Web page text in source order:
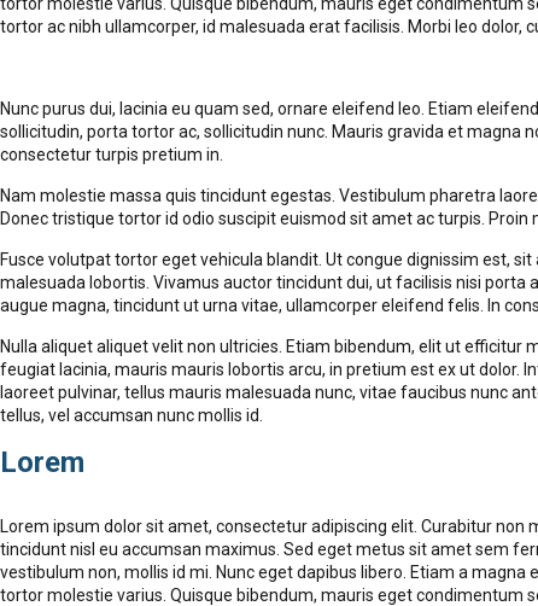
tortor ac nibh ullamcorper, id malesuada erat facilisis. Morbi leo dolor,
Nunc purus dui, lacinia eu quam sed, ornare eleifend leo. Etiam
sollicitudin, porta tortor ac, sollicitudin nunc. Mauris gravida et magna
consectetur turpis pretium in.
Nam molestie massa quis tincidunt egestas. Vestibulum pharetra
Donec tristique tortor id odio suscipit euismod sit amet ac turpis.
Fusce volutpat tortor eget vehicula blandit. Ut congue dignissim est,
malesuada lobortis. Vivamus auctor tincidunt dui, ut facilisis nisi porta
augue magna, tincidunt ut urna vitae, ullamcorper eleifend felis. In
Nulla aliquet aliquet velit non ultricies. Etiam bibendum, elit ut efficitur
feugiat lacinia, mauris mauris lobortis arcu, in pretium est ex ut dolor.
laoreet pulvinar, tellus mauris malesuada nunc, vitae faucibus nunc
tellus, vel accumsan nunc mollis id.
Lorem
Lorem ipsum dolor sit amet, consectetur adipiscing elit. Curabitur
tincidunt nisl eu accumsan maximus. Sed eget metus sit amet sem
vestibulum non, mollis id mi. Nunc eget dapibus libero. Etiam a
tortor molestie varius. Quisque bibendum, mauris eget condimentum